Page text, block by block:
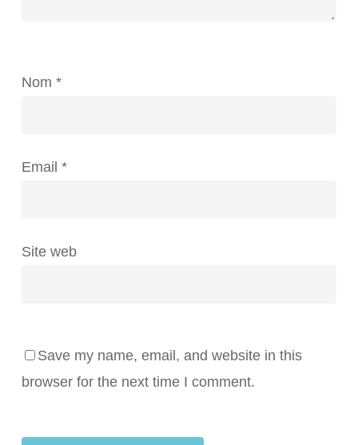
Nom *
Email *
Site web
Save my name, email, and website in this
browser for the next time I comment.